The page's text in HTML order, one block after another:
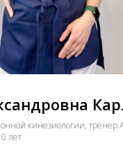
кинезиологии, тренер
лет